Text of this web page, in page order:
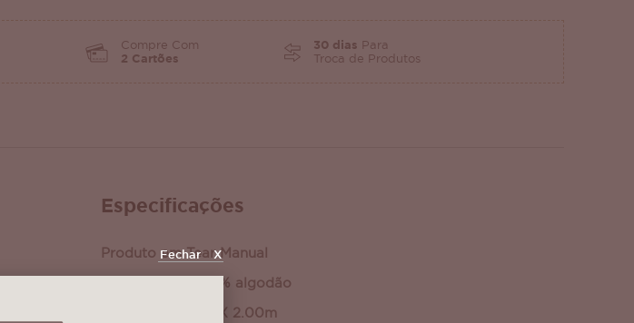
Compre Com
2 Cartões
30 dias Para
Troca de Produtos
Especificações
Produto em Tear Manual
Composição: 100% algodão
Tamanho: 2.80m X 2.00m
Fechar X